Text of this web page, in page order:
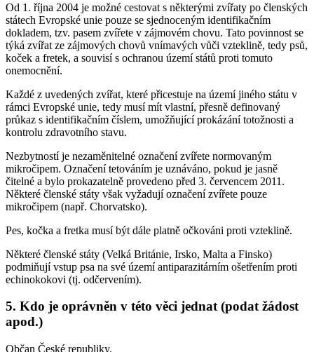
Od 1. října 2004 je možné cestovat s některými zvířaty po členských
státech Evropské unie pouze se sjednoceným identifikačním
dokladem, tzv. pasem zvířete v zájmovém chovu. Tato povinnost se
týká zvířat ze zájmových chovů vnímavých vůči vzteklině, tedy psů,
koček a fretek, a souvisí s ochranou území států proti tomuto
onemocnění.
Každé z uvedených zvířat, které přicestuje na území jiného státu v
rámci Evropské unie, tedy musí mít vlastní, přesně definovaný
průkaz s identifikačním číslem, umožňující prokázání totožnosti a
kontrolu zdravotního stavu.
Nezbytností je nezaměnitelné označení zvířete normovaným
mikročipem. Označení tetováním je uznáváno, pokud je jasně
čitelné a bylo prokazatelně provedeno před 3. červencem 2011.
Některé členské státy však vyžadují označení zvířete pouze
mikročipem (např. Chorvatsko).
Pes, kočka a fretka musí být dále platně očkováni proti vzteklině.
Některé členské státy (Velká Británie, Irsko, Malta a Finsko)
podmiňují vstup psa na své území antiparazitárním ošetřením proti
echinokokovi (tj. odčervením).
5. Kdo je oprávněn v této věci jednat (podat žádost
apod.)
Občan České republiky.